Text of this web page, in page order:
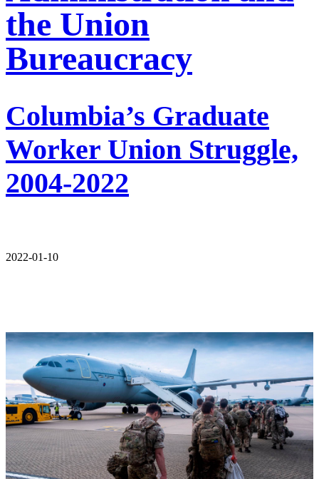
the Union
Bureaucracy
Columbia’s Graduate
Worker Union Struggle,
2004-2022
2022-01-10